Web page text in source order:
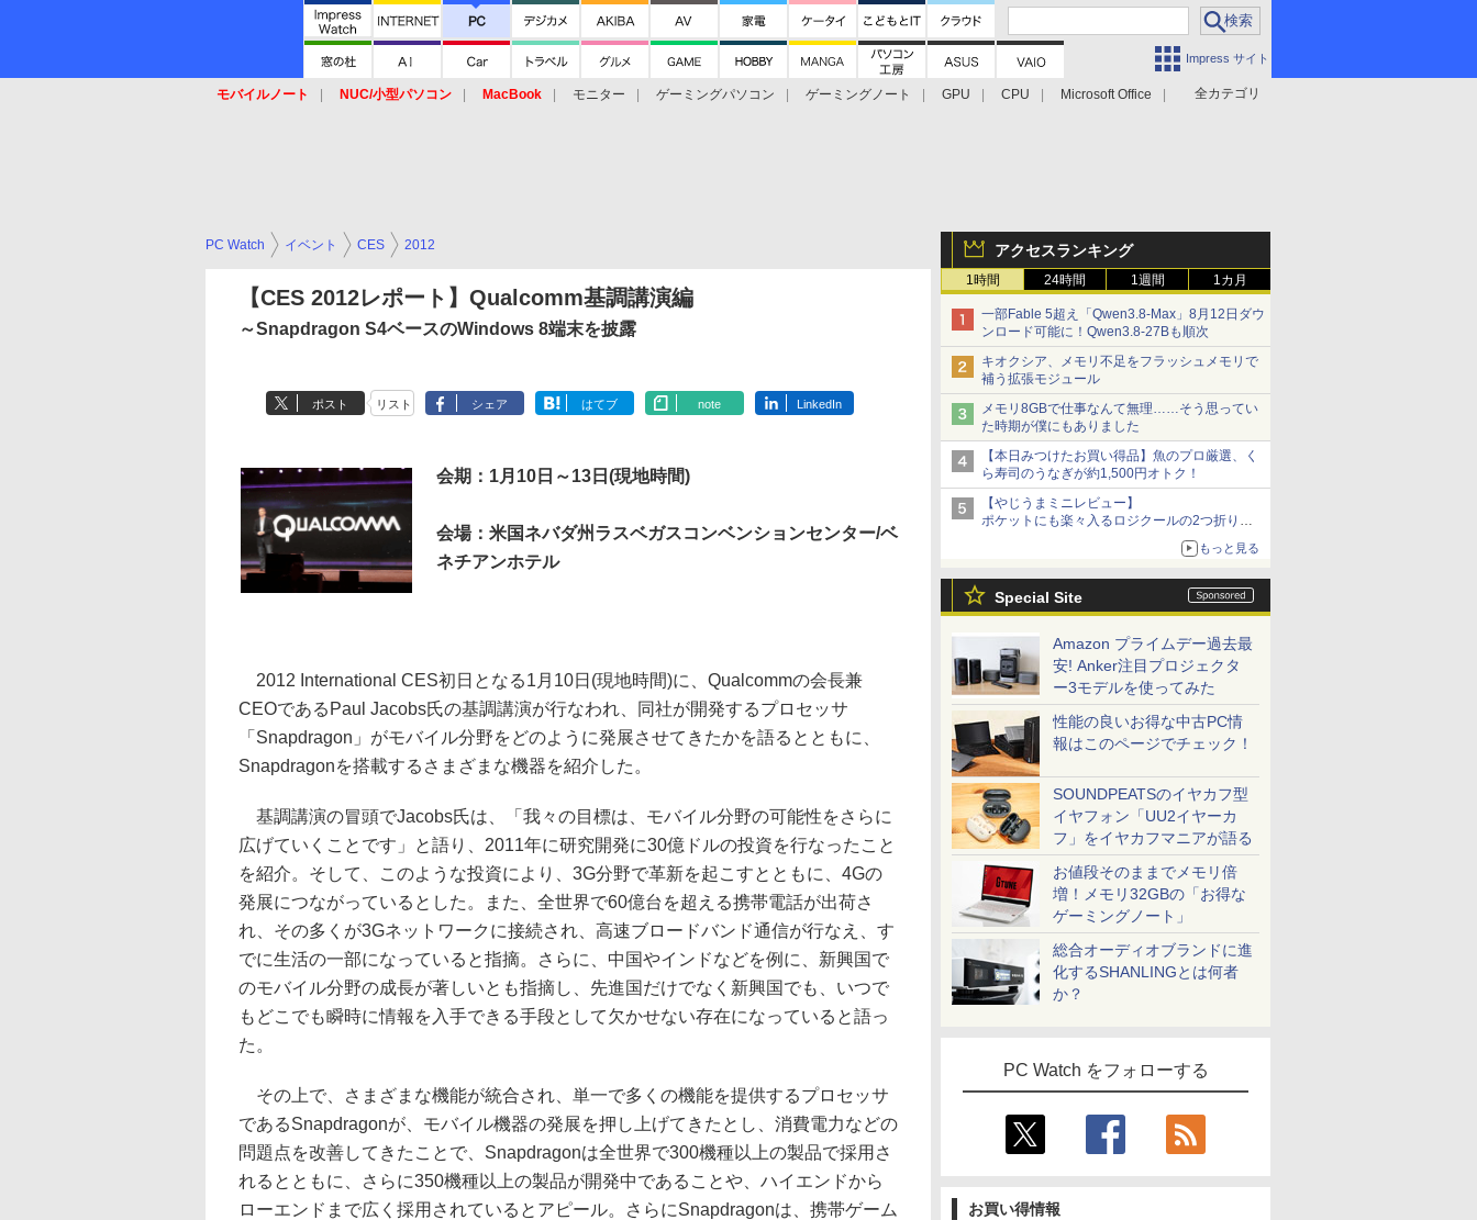
Impress サイト
全カテゴリ
モバイルノート NUC/小型パソコン MacBook モニター ゲーミングパソコン ゲーミングノート GPU CPU
Microsoft Office
アクセスランキング
1時間 24時間 1週間 1カ月
一部Fable 5超え「Qwen3.8-Max」8月12日ダウ
ンロード可能に！Qwen3.8-27Bも順次
キオクシア、メモリ不足をフラッシュメモリで
補う拡張モジュール
メモリ8GBで仕事なんて無理……そう思ってい
た時期が僕にもありました
【本日みつけたお買い得品】魚のプロ厳選、く
ら寿司のうなぎが約1,500円オトク！
【やじうまミニレビュー】
ポケットにも楽々入るロジクールの2つ折りマ
ウス「Mobi Fold」。その気になるギミックと
もっと見る
Special Site
Amazon プライムデー過去最
安! Anker注目プロジェクタ
ー3モデルを使ってみた
性能の良いお得な中古PC情
報はこのページでチェック！
SOUNDPEATSのイヤカフ型
イヤフォン「UU2イヤーカ
フ」をイヤカフマニアが語る
お値段そのままでメモリ倍
増！メモリ32GBの「お得な
ゲーミングノート」
総合オーディオブランドに進
化するSHANLINGとは何者
か？
PC Watch をフォローする
お買い得情報
PC Watch イベント CES 2012
【CES 2012レポート】Qualcomm基調講演編
～Snapdragon S4ベースのWindows 8端末を披露
ポスト リスト シェア はてブ note LinkedIn
会期：1月10日～13日(現地時間)
会場：米国ネバダ州ラスベガスコンベンションセンター/ベ
ネチアンホテル
2012 International CES初日となる1月10日(現地時間)に、Qualcommの会長兼
CEOであるPaul Jacobs氏の基調講演が行なわれ、同社が開発するプロセッサ
「Snapdragon」がモバイル分野をどのように発展させてきたかを語るとともに、
Snapdragonを搭載するさまざまな機器を紹介した。
基調講演の冒頭でJacobs氏は、「我々の目標は、モバイル分野の可能性をさらに
広げていくことです」と語り、2011年に研究開発に30億ドルの投資を行なったこと
を紹介。そして、このような投資により、3G分野で革新を起こすとともに、4Gの
発展につながっているとした。また、全世界で60億台を超える携帯電話が出荷さ
れ、その多くが3Gネットワークに接続され、高速ブロードバンド通信が行なえ、す
でに生活の一部になっていると指摘。さらに、中国やインドなどを例に、新興国で
のモバイル分野の成長が著しいとも指摘し、先進国だけでなく新興国でも、いつで
もどこでも瞬時に情報を入手できる手段として欠かせない存在になっていると語っ
た。
その上で、さまざまな機能が統合され、単一で多くの機能を提供するプロセッサ
であるSnapdragonが、モバイル機器の発展を押し上げてきたとし、消費電力などの
問題点を改善してきたことで、Snapdragonは全世界で300機種以上の製品で採用さ
れるとともに、さらに350機種以上の製品が開発中であることや、ハイエンドから
ローエンドまで広く採用されているとアピール。さらにSnapdragonは、携帯ゲーム